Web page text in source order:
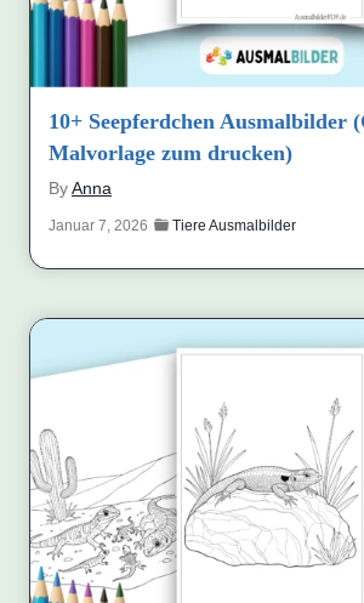
10+ Seepferdchen Ausmalbilder
Malvorlage zum drucken)
ByAnna
Januar 7, 2026 Tiere Ausmalbilder